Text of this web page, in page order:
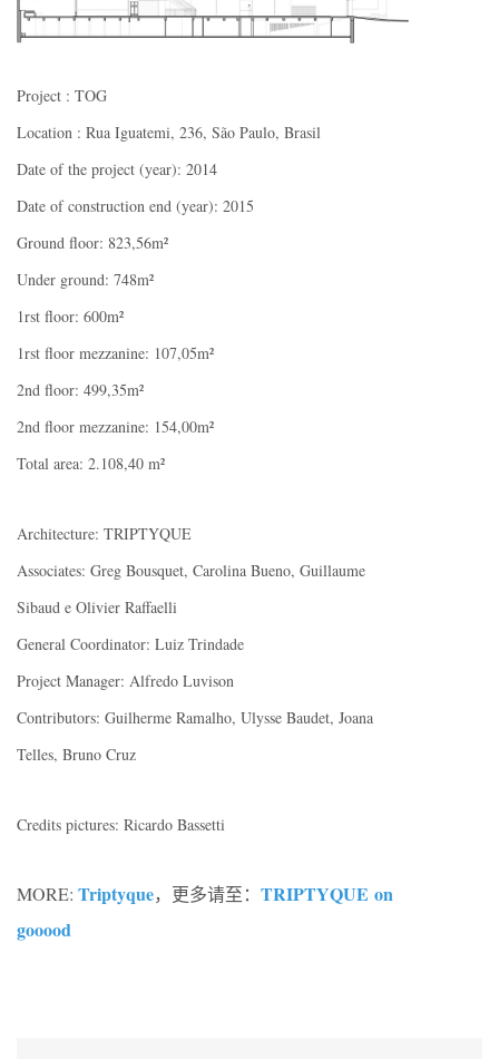
Project : TOG
Location : Rua Iguatemi, 236, São Paulo, Brasil
Date of the project (year): 2014
Date of construction end (year): 2015
Ground floor: 823,56m²
Under ground: 748m²
1rst floor: 600m²
1rst floor mezzanine: 107,05m²
2nd floor: 499,35m²
2nd floor mezzanine: 154,00m²
Total area: 2.108,40 m²
Architecture: TRIPTYQUE
Associates: Greg Bousquet, Carolina Bueno, Guillaume
Sibaud e Olivier Raffaelli
General Coordinator: Luiz Trindade
Project Manager: Alfredo Luvison
Contributors: Guilherme Ramalho, Ulysse Baudet, Joana
Telles, Bruno Cruz
Credits pictures: Ricardo Bassetti
MORE: Triptyque，更多请至： TRIPTYQUE on
gooood